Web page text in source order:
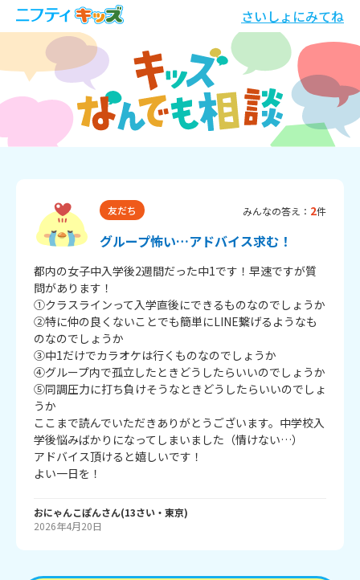
さいしょにみてね
友だち みんなの答え： 2件
グループ怖い…アドバイス求む！
都内の女子中入学後2週間だった中1です！早速ですが質
問があります！
①クラスラインって入学直後にできるものなのでしょうか
②特に仲の良くないことでも簡単にLINE繋げるようなも
のなのでしょうか
③中1だけでカラオケは行くものなのでしょうか
④グループ内で孤立したときどうしたらいいのでしょうか
⑤同調圧力に打ち負けそうなときどうしたらいいのでしょ
うか
ここまで読んでいただきありがとうございます。中学校入
学後悩みばかりになってしまいました（情けない…）
アドバイス頂けると嬉しいです！
おにゃんこぽんさん(13さい・ 東京)
2026年4月20日